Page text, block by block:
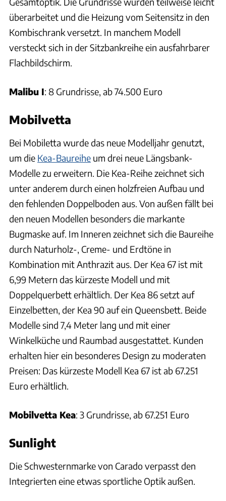
überarbeitet und die Heizung vom Seitensitz in den
Kombischrank versetzt. In manchem Modell
versteckt sich in der Sitzbankreihe ein ausfahrbarer
Flachbildschirm.
Malibu I: 8 Grundrisse, ab 74.500 Euro
Mobilvetta
Bei Mobiletta wurde das neue Modelljahr genutzt,
um die Kea-Baureihe um drei neue Längsbank-
Modelle zu erweitern. Die Kea-Reihe zeichnet sich
unter anderem durch einen holzfreien Aufbau und
den fehlenden Doppelboden aus. Von außen fällt bei
den neuen Modellen besonders die markante
Bugmaske auf. Im Inneren zeichnet sich die Baureihe
durch Naturholz-, Creme- und Erdtöne in
Kombination mit Anthrazit aus. Der Kea 67 ist mit
6,99 Metern das kürzeste Modell und mit
Doppelquerbett erhältlich. Der Kea 86 setzt auf
Einzelbetten, der Kea 90 auf ein Queensbett. Beide
Modelle sind 7,4 Meter lang und mit einer
Winkelküche und Raumbad ausgestattet. Kunden
erhalten hier ein besonderes Design zu moderaten
Preisen: Das kürzeste Modell Kea 67 ist ab 67.251
Euro erhältlich.
Mobilvetta Kea: 3 Grundrisse, ab 67.251 Euro
Sunlight
Die Schwesternmarke von Carado verpasst den
Integrierten eine etwas sportliche Optik außen.